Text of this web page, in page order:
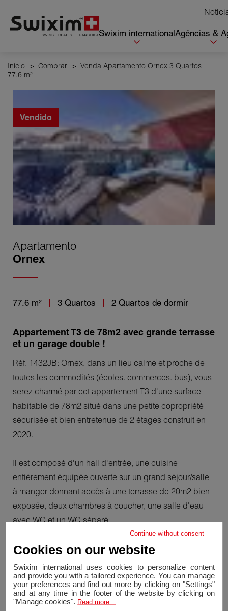
Swixim internationalAgências &
Início > Comprar > Venda Apartamento Ornex 3 Quartos
77.6 m²
Vendido
Apartamento
Ornex
77.6 m² 3 Quartos 2 Quartos de dormir
Appartement T3 de 78m2 avec grande terrasse
et un garage double !
Réf. 1432JB: Ornex. dans un lieu calme et proche de
toutes les commodités (écoles. commerces. bus), vous
serez charmé par cet appartement T3 d'une surface
habitable de 78m2 situé dans une petite copropriété
sécurisée et bien entretenue de 2 étages construit en
2020.
Il est composé d'un hall d'entrée, une cuisine
entièrement équipée ouverte sur un grand séjour/salle
à manger donnant accès à une terrasse de 20m2 bien
exposée, deux chambres à coucher, une salle d'eau
avec WC et un WC séparé.
Un double garage vient compléter ce magnifique bien.
A découvrir rapidement !
Contact: Joao BAETA +41 79 666 23 96
Continue without consent
Cookies on our website
Swixim international uses cookies to personalize content
and provide you with a tailored experience. You can manage
your preferences and find out more by clicking on "Settings"
and at any time in the footer of the website by clicking on
"Manage cookies". Read more...